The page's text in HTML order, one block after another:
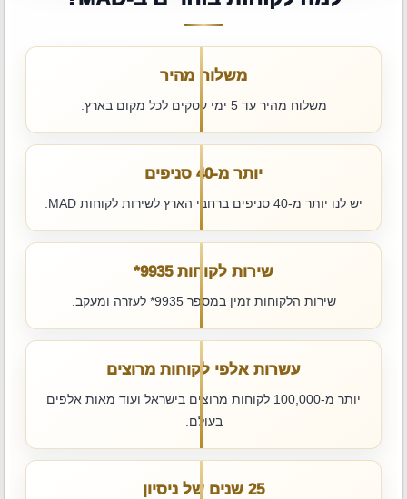
משלוח מהיר
משלוח מהיר עד 5 ימי עסקים לכל מקום בארץ.
יותר מ-40 סניפים
יש לנו יותר מ-40 סניפים ברחבי הארץ לשירות לקוחות MAD.
שירות לקוחות ‎*9935
שירות הלקוחות זמין במספר ‎*9935 לעזרה ומעקב.
עשרות אלפי לקוחות מרוצים
יותר מ-100,000 לקוחות מרוצים בישראל ועוד מאות אלפים
בעולם.
25 שנים של ניסיון